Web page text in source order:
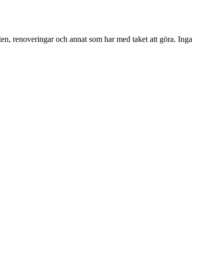
renoveringar och annat som har med taket att göra. Inga